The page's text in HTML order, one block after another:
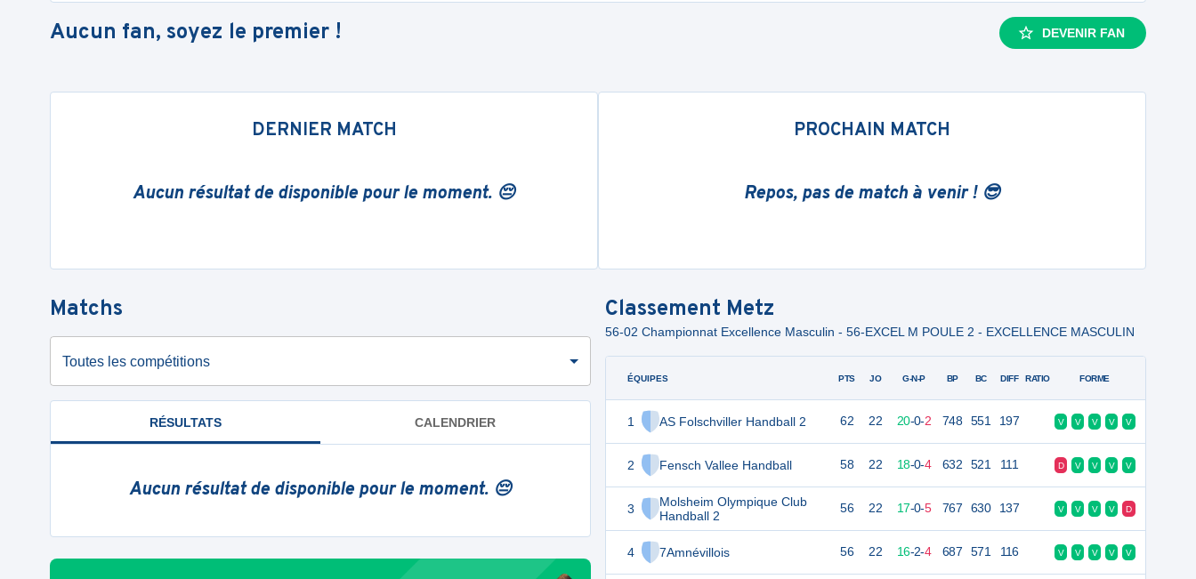
Aucun fan, soyez le premier ! DEVENIR FAN
DERNIER MATCH
Aucun résultat de disponible pour le moment. 😔
PROCHAIN MATCH
Repos, pas de match à venir ! 😎
Matchs
Toutes les compétitions
RÉSULTATS CALENDRIER
Aucun résultat de disponible pour le moment. 😔
Classement Metz
56-02 Championnat Excellence Masculin - 56-EXCEL M POULE 2 - EXCELLENCE MASCULIN
ÉQUIPES
1 AS Folschviller Handball 2
2 Fensch Vallee Handball
3
Molsheim Olympique Club
Handball 2
4 7Amnévillois
PTS JO G-N-P BP BC DIFF RATIO FORME
62 22 20-0-2 748 551 197 V V V V V
58 22 18-0-4 632 521 111 D V V V V
56 22 17-0-5 767 630 137 V V V V D
56 22 16-2-4 687 571 116 V V V V V